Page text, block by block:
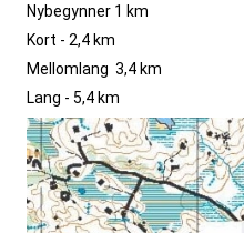
Nybegynner 1 km
Kort - 2,4 km
Mellomlang 3,4 km
Lang - 5,4 km